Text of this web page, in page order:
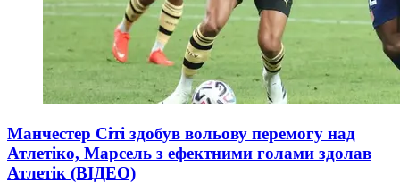
Манчестер Сіті здобув вольову перемогу над
Атлетіко, Марсель з ефектними голами здолав
Атлетік (ВІДЕО)